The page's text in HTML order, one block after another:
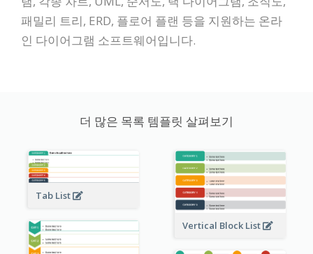
패밀리 트리, ERD, 플로어 플랜 등을 지원하는 온라
인 다이어그램 소프트웨어입니다.
더 많은 목록 템플릿 살펴보기
Tab List
Vertical Block List